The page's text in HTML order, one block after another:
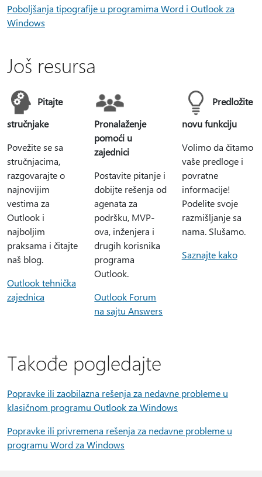
Poboljšanja tipografije u programima Word i Outlook za
Windows
Još resursa
Pitajte
stručnjake
Povežite se sa
stručnjacima,
razgovarajte o
najnovijim
vestima za
Outlook i
najboljim
praksama i čitajte
naš blog.
Outlook tehnička
zajednica
Pronalaženje
pomoći u
zajednici
Postavite pitanje i
dobijte rešenja od
agenata za
podršku, MVP-
ova, inženjera i
drugih korisnika
programa
Outlook.
Outlook Forum
na sajtu Answers
Predložite
novu funkciju
Volimo da čitamo
vaše predloge i
povratne
informacije!
Podelite svoje
razmišljanje sa
nama. Slušamo.
Saznajte kako
Takođe pogledajte
Popravke ili zaobilazna rešenja za nedavne probleme u
klasičnom programu Outlook za Windows
Popravke ili privremena rešenja za nedavne probleme u
programu Word za Windows